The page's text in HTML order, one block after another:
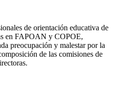
de orientación educativa de
en FAPOAN y COPOE,
preocupación y malestar por la
de las comisiones de